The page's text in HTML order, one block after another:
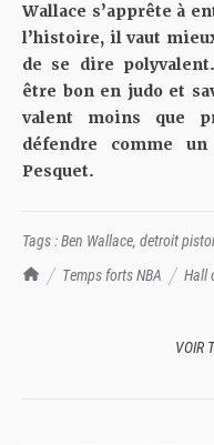
TrashTalk Actu NBA
Temps forts NBA Hall
Wallace s’apprête à
l’histoire, il vaut
de se dire
être bon en judo et
valent moins que
défendre comme un
Pesquet.
Tags :Ben Wallace, detroit
VOIR